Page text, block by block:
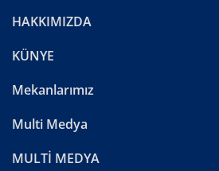
HAKKIMIZDA
KÜNYE
Mekanlarımız
Multi Medya
MULTİ MEDYA